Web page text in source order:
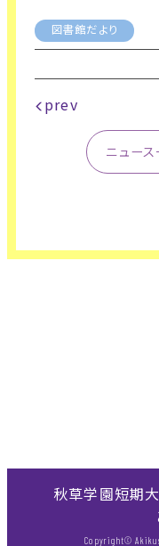
図書館だより
prev
ニュー
秋草学園短期
Copyright©